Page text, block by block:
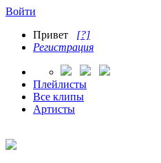
Войти
Привет [?]
Регистрация
Плейлисты
Все клипы
Артисты